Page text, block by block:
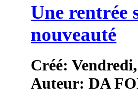
Une rentrée
nouveauté
Créé:
Auteur: DA